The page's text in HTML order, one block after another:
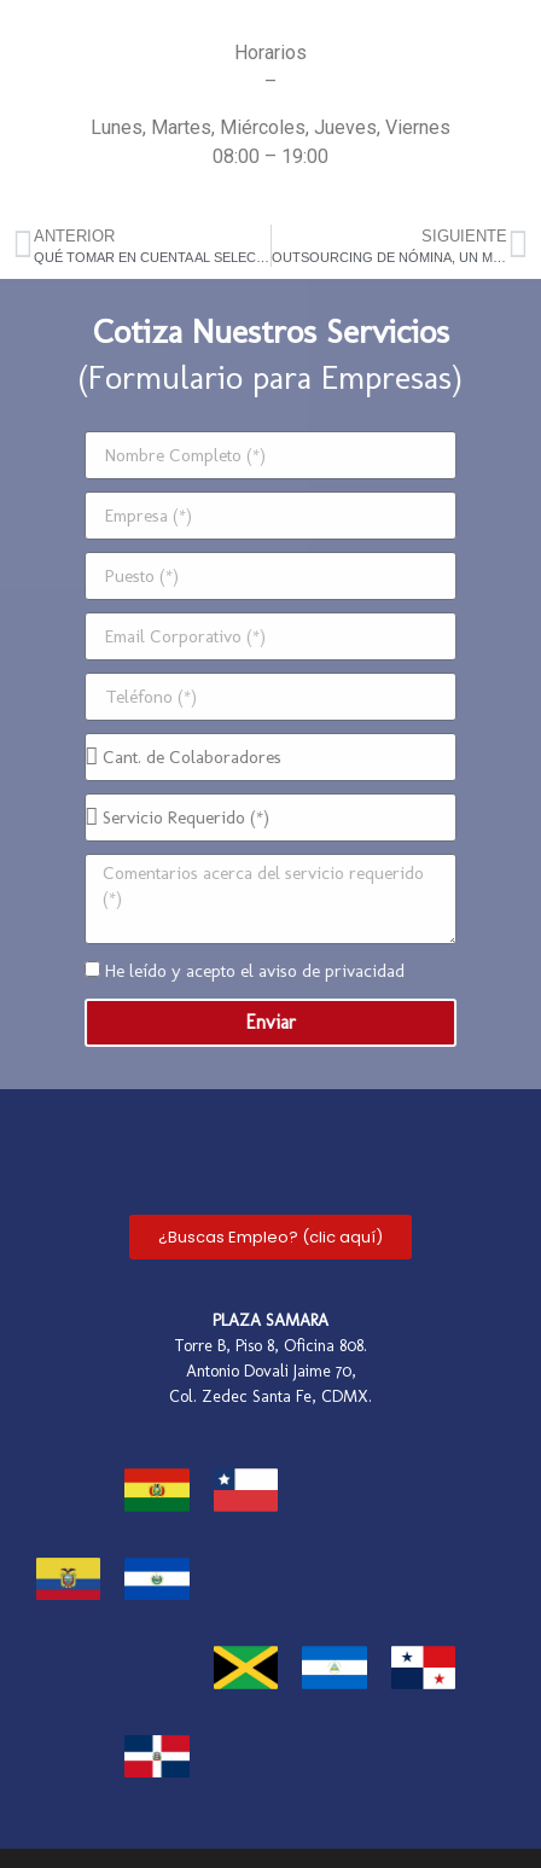
Horarios
–
Lunes, Martes, Miércoles, Jueves, Viernes
08:00 – 19:00
ANTERIOR SIGUIENTE
¿Buscas Empleo? (clic aquí)
PLAZA SAMARA
Torre B, Piso 8, Oficina 808.
Antonio Dovali Jaime 70,
Col. Zedec Santa Fe, CDMX.
Cotiza Nuestros Servicios
(Formulario para Empresas)
He leído y acepto el aviso de privacidad
Enviar